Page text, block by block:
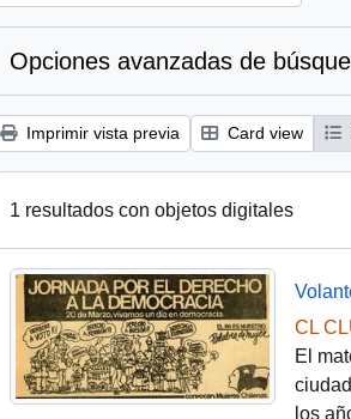
Opciones avanzadas de
Imprimir vista previa Card view
1 resultados con objetos digitales
CL
El
los